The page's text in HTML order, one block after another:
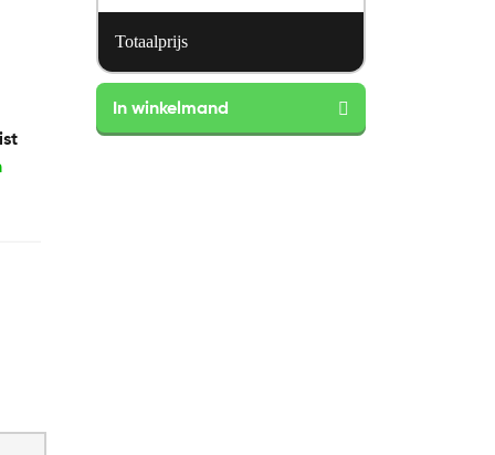
Totaalprijs
Vandyck
Excellent
650
In winkelmand